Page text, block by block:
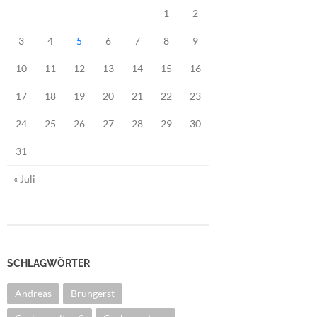
1 2
3 4 5 6 7 8 9
10 11 12 13 14 15 16
17 18 19 20 21 22 23
24 25 26 27 28 29 30
31
« Juli
SCHLAGWÖRTER
Andreas Brungerst